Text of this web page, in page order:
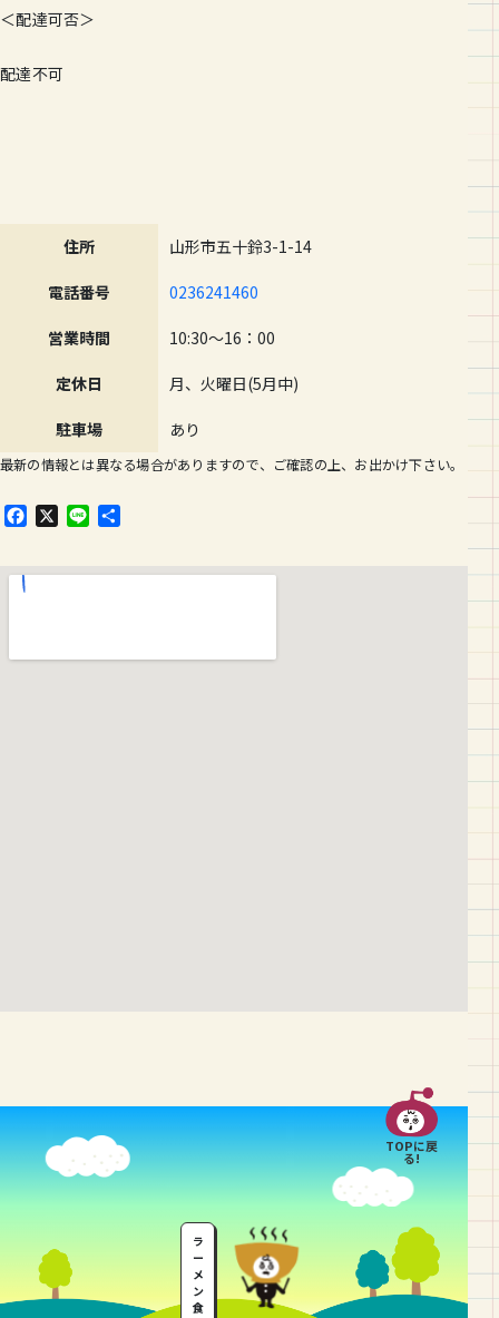
＜配達可否＞
配達不可
住所 山形市五十鈴3-1-14
電話番号 0236241460
営業時間 10:30～16：00
定休日 月、火曜日(5月中)
駐車場 あり
最新の情報とは異なる場合がありますので、ご確認の上、お出かけ下さい。
F
e
X
L
e
TOPに戻
る!
ラ
ー
メ
ン
食